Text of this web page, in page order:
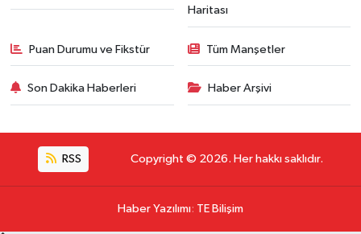
Haritası
Puan Durumu ve Fikstür Tüm Manşetler
Son Dakika Haberleri Haber Arşivi
RSS Copyright © 2026. Her hakkı saklıdır.
Haber Yazılımı: TE Bilişim